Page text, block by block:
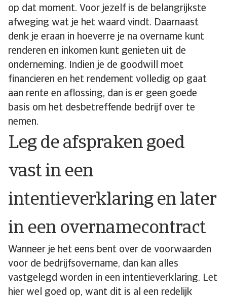
op dat moment. Voor jezelf is de belangrijkste
afweging wat je het waard vindt. Daarnaast
denk je eraan in hoeverre je na overname kunt
renderen en inkomen kunt genieten uit de
onderneming. Indien je de goodwill moet
financieren en het rendement volledig op gaat
aan rente en aflossing, dan is er geen goede
basis om het desbetreffende bedrijf over te
nemen.
Leg de afspraken goed
vast in een
intentieverklaring en later
in een overnamecontract
Wanneer je het eens bent over de voorwaarden
voor de bedrijfsovername, dan kan alles
vastgelegd worden in een intentieverklaring. Let
hier wel goed op, want dit is al een redelijk